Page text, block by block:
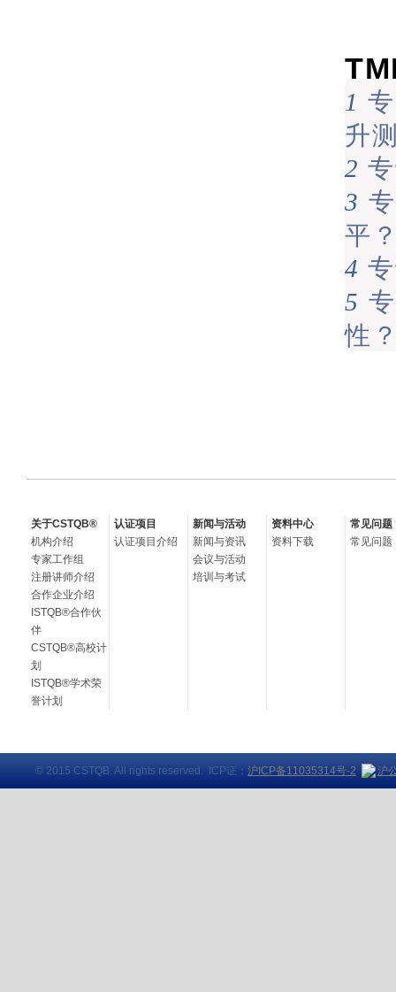
1
升
2
3
平
4
5
性
关于CSTQB®
机构介绍
专家工作组
注册讲师介绍
合作企业介绍
ISTQB®合作伙
伴
CSTQB®高校计
划
ISTQB®学术荣
誉计划
认证项目
认证项目介绍
新闻与活动
新闻与资讯
会议与活动
培训与考试
资料中心
资料下载
常见问题
常见问题
© 2015 CSTQB. All rights reserved. ICP证： 沪ICP备11035314号-2 沪